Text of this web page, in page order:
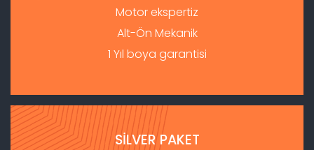
Motor ekspertiz
Alt-Ön Mekanik
1 Yıl boya garantisi
SİLVER PAKET